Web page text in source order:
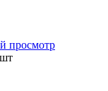
просмотр